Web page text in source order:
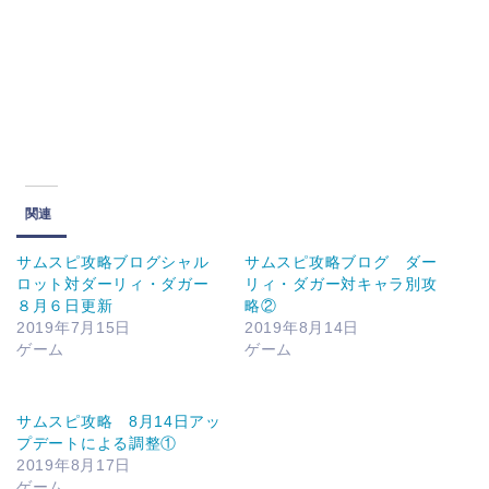
関連
サムスピ攻略ブログシャル
ロット対ダーリィ・ダガー
８月６日更新
2019年7月15日
ゲーム
サムスピ攻略ブログ ダー
リィ・ダガー対キャラ別攻
略②
2019年8月14日
ゲーム
サムスピ攻略 8月14日アッ
プデートによる調整①
2019年8月17日